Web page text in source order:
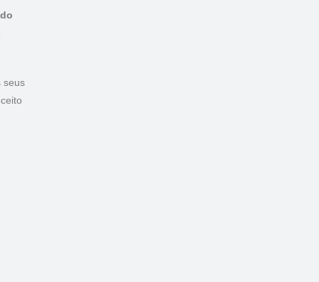
seus